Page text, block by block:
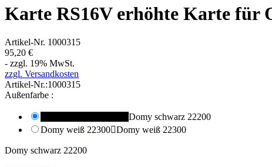
Karte RS16V erhöhte Karte für
Artikel-Nr. 1000315
95,20 €
- zzgl. 19% MwSt.
zzgl. Versandkosten
Artikel-Nr.:1000315
Außenfarbe :
Domy schwarz 22200
Domy weiß 22300Domy weiß 22300
Domy schwarz 22200